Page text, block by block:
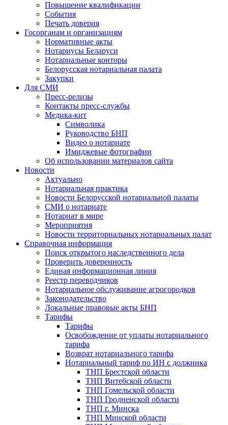
Повышение квалификации
События
Печать доверия
Госорганам и организациям
Нормативные акты
Нотариусы Беларуси
Нотариальные конторы
Белорусская нотариальная палата
Закупки
Для СМИ
Пресс-релизы
Контакты пресс-службы
Медика-кит
Символика
Руководство БНП
Видео о нотариате
Имиджевые фотографии
Об использовании материалов сайта
Новости
Актуально
Нотариальная практика
Новости Белорусской нотариальной палаты
СМИ о нотариате
Нотариат в мире
Мероприятия
Новости территориальных нотариальных палат
Справочная информация
Поиск открытого наследственного дела
Проверить доверенность
Единая информационная линия
Реестр переводчиков
Нотариальное обслуживание агрогородков
Законодательство
Локальные правовые акты БНП
Тарифы
Тарифы
Освобождение от уплаты нотариального
тарифа
Возврат нотариального тарифа
Нотариальный тариф по ИН с должника
ТНП Брестской области
ТНП Витебской области
ТНП Гомельской области
ТНП Гродненской области
ТНП г. Минска
ТНП Минской области